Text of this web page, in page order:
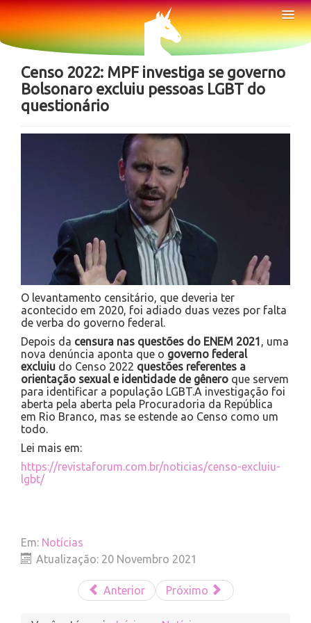
Sobre
Notícias
Censo 2022: MPF investiga se governo
Bolsonaro excluiu pessoas LGBT do
questionário
O levantamento censitário, que deveria ter
acontecido em 2020, foi adiado duas vezes por falta
de verba do governo federal.
Depois da censura nas questões do ENEM 2021
, uma
nova denúncia aponta que o governo federal
excluiu do Censo 2022 questões referentes a
orientação sexual e identidade de gênero que servem
para identificar a população LGBT.A investigação foi
aberta pela aberta pela Procuradoria da República
em Rio Branco, mas se estende ao Censo como um
todo.
Lei mais em:
https://revistaforum.com.br/noticias/censo-excluiu-
lgbt/
Em: Notícias
Atualização: 20 Novembro 2021
Anterior Próximo